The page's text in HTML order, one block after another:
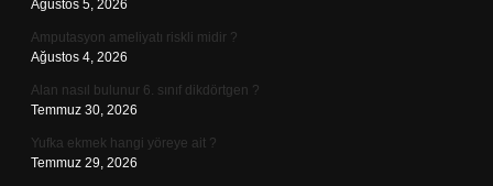
Ağustos 5, 2026
Amputasyon ameliyatı riskli midir ?
Ağustos 4, 2026
Alan nasıl bulunur 6. sınıf dikdörtgen ?
Temmuz 30, 2026
Yufka ekmek hangi yöreye ait ?
Temmuz 29, 2026